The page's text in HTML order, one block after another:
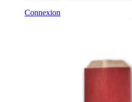
Connexion